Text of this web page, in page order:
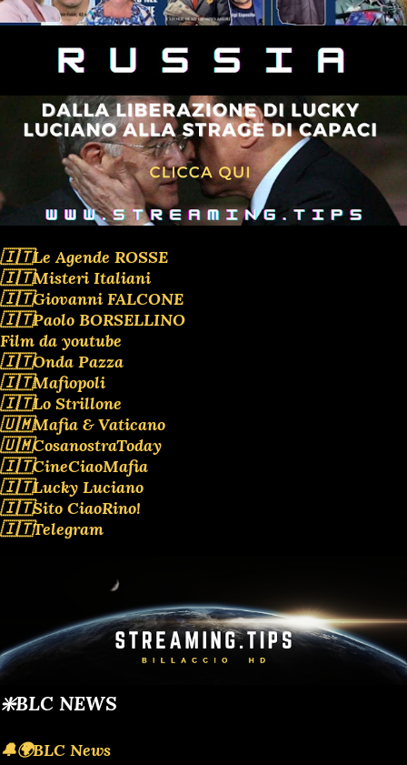
🇮🇹Le Agende ROSSE
🇮🇹Misteri Italiani
🇮🇹Giovanni FALCONE
🇮🇹Paolo BORSELLINO
Film da youtube
🇮🇹Onda Pazza
🇮🇹Mafiopoli
🇮🇹Lo Strillone
🇺🇲Mafia & Vaticano
🇺🇲CosanostraToday
🇮🇹CineCiaoMafia
🇮🇹Lucky Luciano
🇮🇹Sito CiaoRino!
🇮🇹Telegram
❇️BLC NEWS
🔔🌍BLC News